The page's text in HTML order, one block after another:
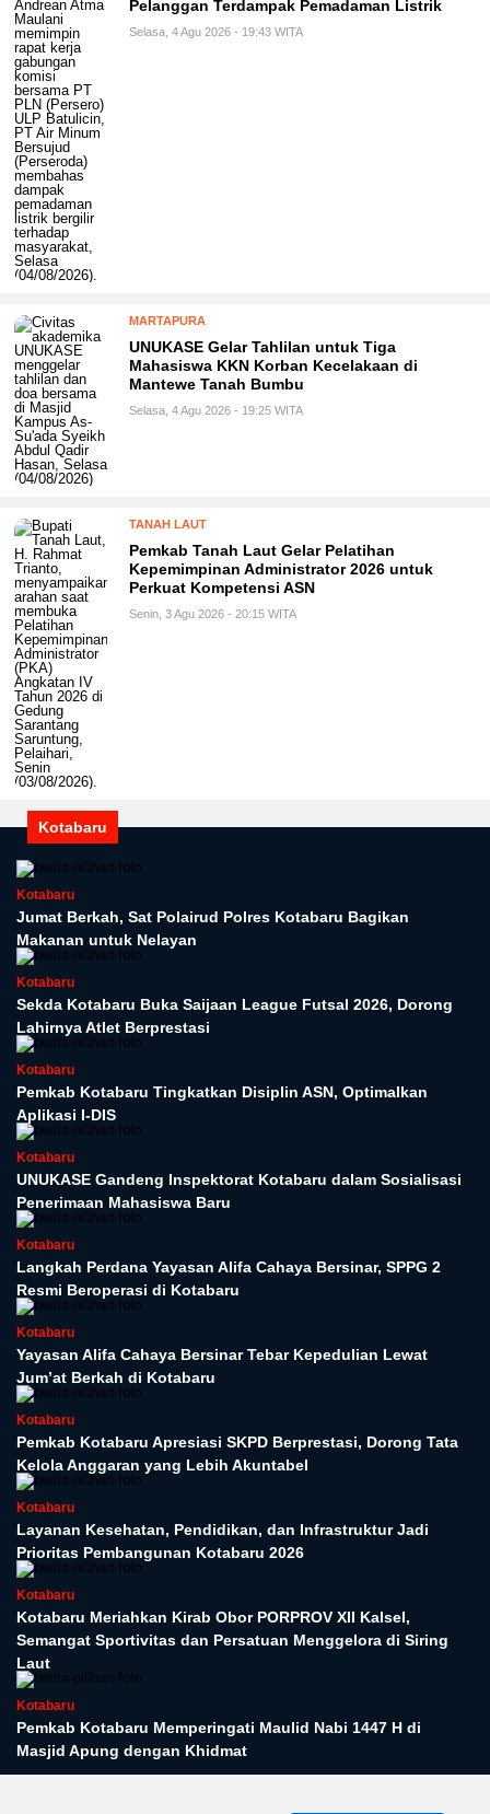
Pelanggan Terdampak Pemadaman Listrik
Selasa, 4 Agu 2026 - 19:43 WITA
MARTAPURA
UNUKASE Gelar Tahlilan untuk Tiga
Mahasiswa KKN Korban Kecelakaan di
Mantewe Tanah Bumbu
Selasa, 4 Agu 2026 - 19:25 WITA
TANAH LAUT
Pemkab Tanah Laut Gelar Pelatihan
Kepemimpinan Administrator 2026 untuk
Perkuat Kompetensi ASN
Senin, 3 Agu 2026 - 20:15 WITA
Kotabaru
Kotabaru
Jumat Berkah, Sat Polairud Polres Kotabaru Bagikan
Makanan untuk Nelayan
Kotabaru
Sekda Kotabaru Buka Saijaan League Futsal 2026, Dorong
Lahirnya Atlet Berprestasi
Kotabaru
Pemkab Kotabaru Tingkatkan Disiplin ASN, Optimalkan
Aplikasi I-DIS
Kotabaru
UNUKASE Gandeng Inspektorat Kotabaru dalam Sosialisasi
Penerimaan Mahasiswa Baru
Kotabaru
Langkah Perdana Yayasan Alifa Cahaya Bersinar, SPPG 2
Resmi Beroperasi di Kotabaru
Kotabaru
Yayasan Alifa Cahaya Bersinar Tebar Kepedulian Lewat
Jum’at Berkah di Kotabaru
Kotabaru
Pemkab Kotabaru Apresiasi SKPD Berprestasi, Dorong Tata
Kelola Anggaran yang Lebih Akuntabel
Kotabaru
Layanan Kesehatan, Pendidikan, dan Infrastruktur Jadi
Prioritas Pembangunan Kotabaru 2026
Kotabaru
Kotabaru Meriahkan Kirab Obor PORPROV XII Kalsel,
Semangat Sportivitas dan Persatuan Menggelora di Siring
Laut
Kotabaru
Pemkab Kotabaru Memperingati Maulid Nabi 1447 H di
Masjid Apung dengan Khidmat